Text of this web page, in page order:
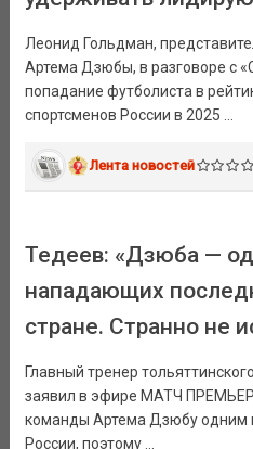
Леонид Гольдман,
Артема Дзюбы, в разговоре с
попадание футболиста в
спортсменов России в 2025 ...
Лента новостей
Тедеев: «Дзюба —
нападающих
стране. Странно не
Главный тренер
заявил в эфире МАТЧ
команды Артема Дзюбу одним
России, поэтому ...